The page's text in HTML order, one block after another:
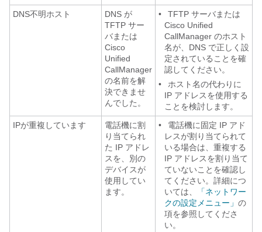
DNS不明ホスト
DNS が
TFTP サー
バまたは
Cisco
Unified
CallManager
の名前を解
決できませ
んでした。
•
TFTP サーバまたは
Cisco Unified
CallManager のホスト
名が、DNS で正しく設
定されていることを確
認してください。
•
ホスト名の代わりに
IP アドレスを使用する
ことを検討します。
IPが重複しています
電話機に割
り当てられ
た IP アドレ
スを、別の
デバイスが
使用してい
ます。
•
電話機に固定 IP アド
レスが割り当てられて
いる場合は、重複する
IP アドレスを割り当て
ていないことを確認し
てください。詳細につ
いては、
「ネットワー
クの設定メニュー」 の
項を参照してくださ
い。